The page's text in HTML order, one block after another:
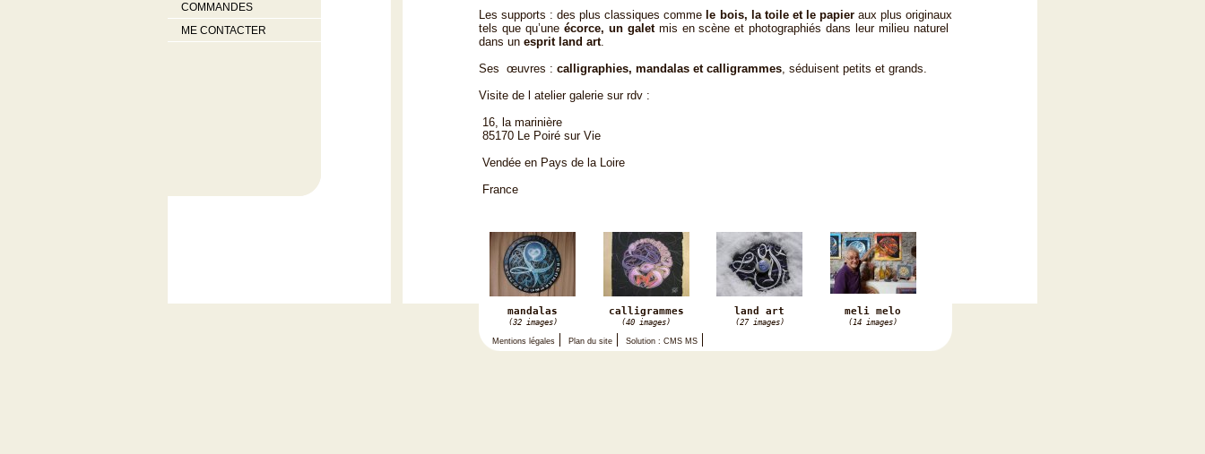
COMMANDES
ME CONTACTER
Les supports : des plus classiques comme le bois, la toile et le papieraux plus originaux
tels que qu’une écorce, un galetmis en scène et photographiés dans leur milieu naturel
dans un esprit land art.
Ses œuvres : calligraphies, mandalas et calligrammes, séduisent petits et grands.
Visite de l atelier galerie sur rdv :
16, la marinière
85170 Le Poiré sur Vie
Vendée en Pays de la Loire
France
mandalas
(32 images)
calligrammes
(40 images)
land art
(27 images)
meli melo
(14 images)
Mentions légales Plan du site Solution : CMS MS